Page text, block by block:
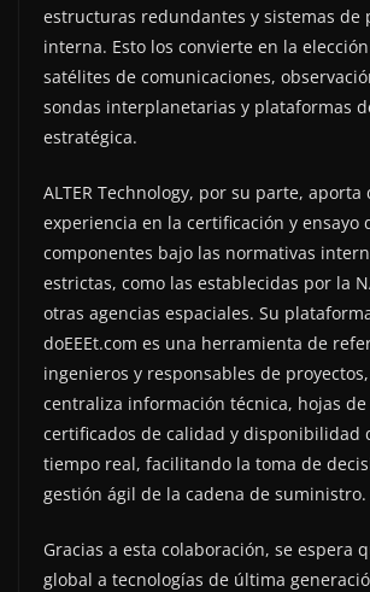
estructuras redundantes y sistemas de
interna. Esto los convierte en la
satélites de comunicaciones,
sondas interplanetarias y plataformas
estratégica.
ALTER Technology, por su parte, aporta
experiencia en la certificación y ensayo
componentes bajo las normativas
estrictas, como las establecidas por la
otras agencias espaciales. Su
doEEEt.com es una herramienta de
ingenieros y responsables de
centraliza información técnica, hojas de
certificados de calidad y disponibilidad
tiempo real, facilitando la toma de
gestión ágil de la cadena de suministro.
Gracias a esta colaboración, se espera
global a tecnologías de última